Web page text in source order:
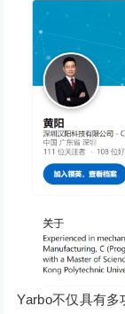
Yarbo不仅具有多